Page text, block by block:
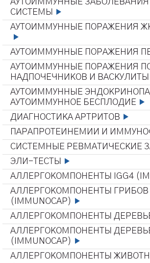
АУТОИММУННЫЕ ЗАБОЛЕВАНИЯ
СИСТЕМЫ
АУТОИММУННЫЕ ПОРАЖЕНИЯ
АУТОИММУННЫЕ ПОРАЖЕНИЯ
АУТОИММУННЫЕ ПОРАЖЕНИЯ
НАДПОЧЕЧНИКОВ И ВАСКУЛИТЫ
АУТОИММУННЫЕ
АУТОИММУННОЕ БЕСПЛОДИЕ
ДИАГНОСТИКА АРТРИТОВ
ПАРАПРОТЕИНЕМИИ И
СИСТЕМНЫЕ РЕВМАТИЧЕСКИЕ
ЭЛИ-ТЕСТЫ
АЛЛЕРГОКОМПОНЕНТЫ IGG4
АЛЛЕРГОКОМПОНЕНТЫ ГРИБОВ
(IMMUNOCAP)
АЛЛЕРГОКОМПОНЕНТЫ
АЛЛЕРГОКОМПОНЕНТЫ
(IMMUNOCAP)
АЛЛЕРГОКОМПОНЕНТЫ